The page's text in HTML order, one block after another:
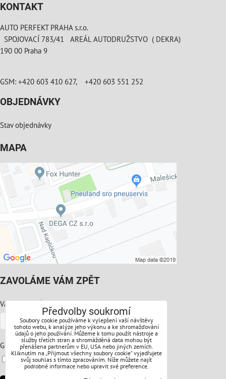
KONTAKT
AUTO PERFEKT PRAHA s.r.o.
SPOJOVACÍ 783/41 AREÁL AUTODRUŽSTVO ( DEKRA)
190 00 Praha 9
GSM: +420 603 410 627, +420 603 551 252
OBJEDNÁVKY
Stav objednávky
MAPA
ZAVOLÁME VÁM ZPĚT
Váš telefon:*
GDPR:*
Souhlasíte s ochranou osobních údajů
Předvolby soukromí
Soubory cookie používáme k vylepšení vaší návštěvy
tohoto webu, k analýze jeho výkonu a ke shromažďování
údajů o jeho používání. Můžeme k tomu použít nástroje a
služby třetích stran a shromážděná data mohou být
přenášena partnerům v EU, USA nebo jiných zemích.
Kliknutím na „Přijmout všechny soubory cookie“ vyjadřujete
svůj souhlas s tímto zpracováním. Níže můžete najít
podrobné informace nebo upravit své preference.